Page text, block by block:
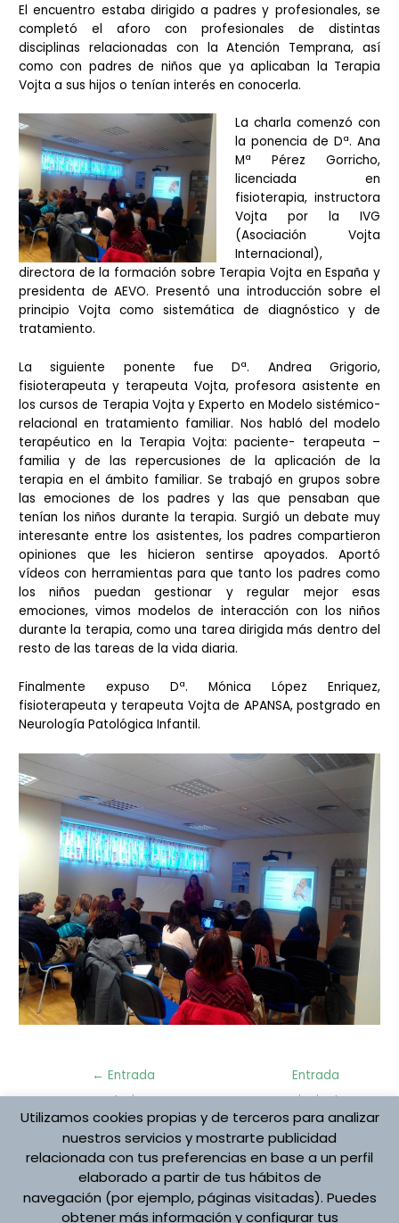
El encuentro estaba dirigido a padres y profesionales, se
completó el aforo con profesionales de distintas
disciplinas relacionadas con la Atención Temprana, así
como con padres de niños que ya aplicaban la Terapia
Vojta a sus hijos o tenían interés en conocerla.
La charla comenzó con
la ponencia de Dª. Ana
Mª Pérez Gorricho,
licenciada en
fisioterapia, instructora
Vojta por la IVG
(Asociación Vojta
Internacional),
directora de la formación sobre Terapia Vojta en España y
presidenta de AEVO. Presentó una introducción sobre el
principio Vojta como sistemática de diagnóstico y de
tratamiento.
La siguiente ponente fue Dª. Andrea Grigorio,
fisioterapeuta y terapeuta Vojta, profesora asistente en
los cursos de Terapia Vojta y Experto en Modelo sistémico-
relacional en tratamiento familiar. Nos habló del modelo
terapéutico en la Terapia Vojta: paciente- terapeuta –
familia y de las repercusiones de la aplicación de la
terapia en el ámbito familiar. Se trabajó en grupos sobre
las emociones de los padres y las que pensaban que
tenían los niños durante la terapia. Surgió un debate muy
interesante entre los asistentes, los padres compartieron
opiniones que les hicieron sentirse apoyados. Aportó
vídeos con herramientas para que tanto los padres como
los niños puedan gestionar y regular mejor esas
emociones, vimos modelos de interacción con los niños
durante la terapia, como una tarea dirigida más dentro del
resto de las tareas de la vida diaria.
Finalmente expuso Dª. Mónica López Enriquez,
fisioterapeuta y terapeuta Vojta de APANSA, postgrado en
Neurología Patológica Infantil.
Navegación
← Entrada
anterior
Entrada
siguiente
→
Protección de datos
Aviso Legal
Utilizamos cookies propias y de terceros para analizar
nuestros servicios y mostrarte publicidad
relacionada con tus preferencias en base a un perfil
elaborado a partir de tus hábitos de
navegación (por ejemplo, páginas visitadas). Puedes
obtener más información y configurar tus